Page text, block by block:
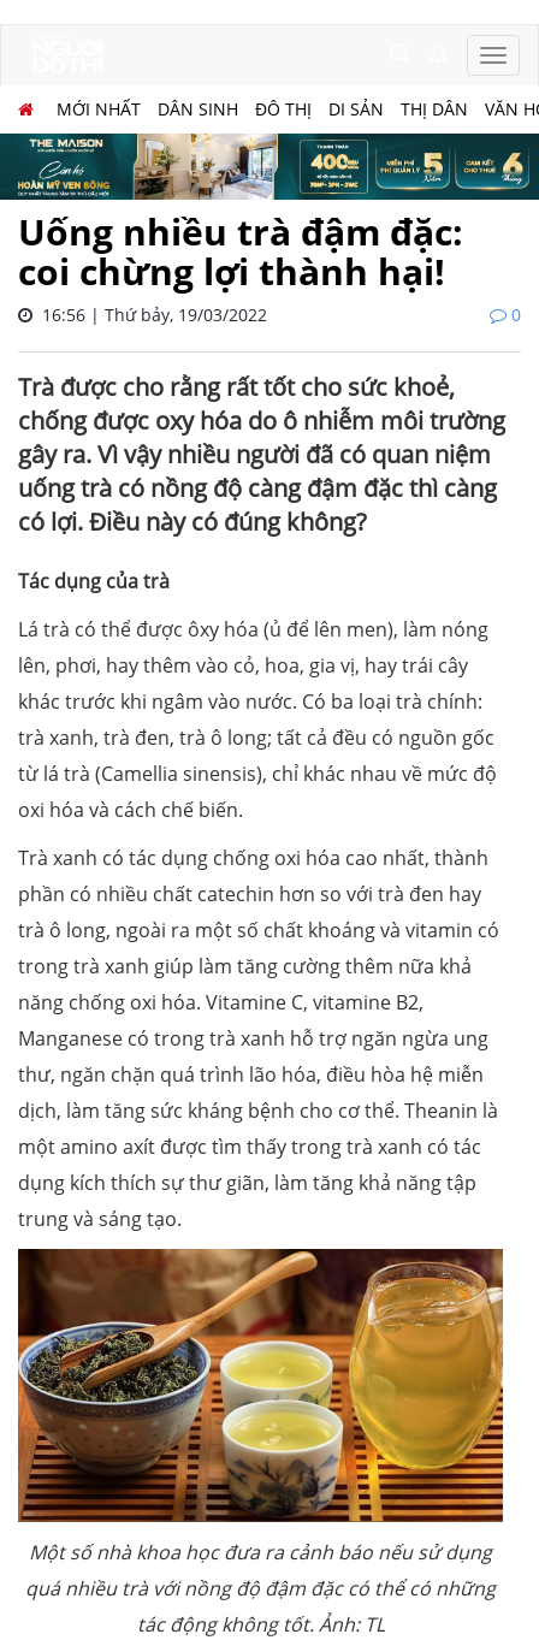
MỚI NHẤT DÂN SINH ĐÔ THỊ DI SẢN THỊ DÂN VĂN
Uống nhiều trà đậm đặc:
coi chừng lợi thành hại!
16:56 | Thứ bảy, 19/03/2022 0
Trà được cho rằng rất tốt cho sức khoẻ,
chống được oxy hóa do ô nhiễm môi trường
gây ra. Vì vậy nhiều người đã có quan niệm
uống trà có nồng độ càng đậm đặc thì càng
có lợi. Điều này có đúng không?
Tác dụng của trà
Lá trà có thể được ôxy hóa (ủ để lên men), làm nóng
lên, phơi, hay thêm vào cỏ, hoa, gia vị, hay trái cây
khác trước khi ngâm vào nước. Có ba loại trà chính:
trà xanh, trà đen, trà ô long; tất cả đều có nguồn gốc
từ lá trà (Camellia sinensis), chỉ khác nhau về mức độ
oxi hóa và cách chế biến.
Trà xanh có tác dụng chống oxi hóa cao nhất, thành
phần có nhiều chất catechin hơn so với trà đen hay
trà ô long, ngoài ra một số chất khoáng và vitamin có
trong trà xanh giúp làm tăng cường thêm nữa khả
năng chống oxi hóa. Vitamine C, vitamine B2,
Manganese có trong trà xanh hỗ trợ ngăn ngừa ung
thư, ngăn chặn quá trình lão hóa, điều hòa hệ miễn
dịch, làm tăng sức kháng bệnh cho cơ thể. Theanin là
một amino axít được tìm thấy trong trà xanh có tác
dụng kích thích sự thư giãn, làm tăng khả năng tập
trung và sáng tạo.
Một số nhà khoa học đưa ra cảnh báo nếu sử dụng
quá nhiều trà với nồng độ đậm đặc có thể có những
tác động không tốt. Ảnh: TL